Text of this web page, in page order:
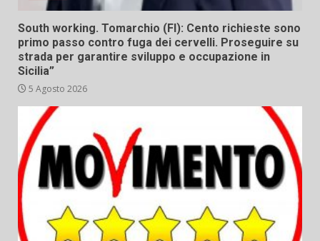
South working. Tomarchio (FI): Cento richieste sono
primo passo contro fuga dei cervelli. Proseguire su
strada per garantire sviluppo e occupazione in
Sicilia”
5 Agosto 2026